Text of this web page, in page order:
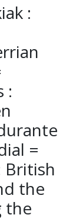
:
:
=
British
the
the